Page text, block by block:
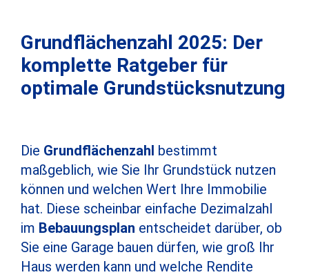
Grundflächenzahl 2025: Der
komplette Ratgeber für
optimale Grundstücksnutzung
Die Grundflächenzahl bestimmt
maßgeblich, wie Sie Ihr Grundstück nutzen
können und welchen Wert Ihre Immobilie
hat. Diese scheinbar einfache Dezimalzahl
im Bebauungsplan entscheidet darüber, ob
Sie eine Garage bauen dürfen, wie groß Ihr
Haus werden kann und welche Rendite